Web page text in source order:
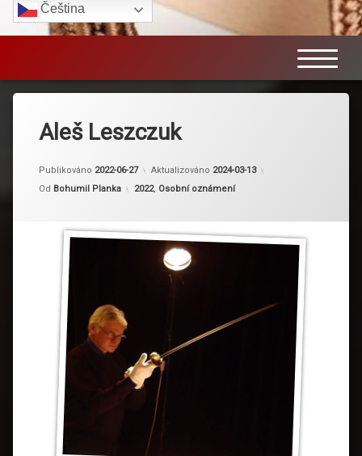
Čeština‎
Aleš Leszczuk
Publikováno 2022-06-27 Aktualizováno 2024-03-13
Od Bohumil Planka Kategorie:
2022, Osobní oznámení